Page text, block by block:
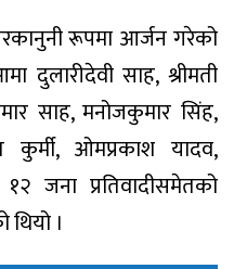
रूपमा आर्जन गरेको
दुलारीदेवी साह, श्रीमती
साह, मनोजकुमार सिंह,
कुर्मी, ओमप्रकाश यादव,
जना प्रतिवादीसमेतको
।